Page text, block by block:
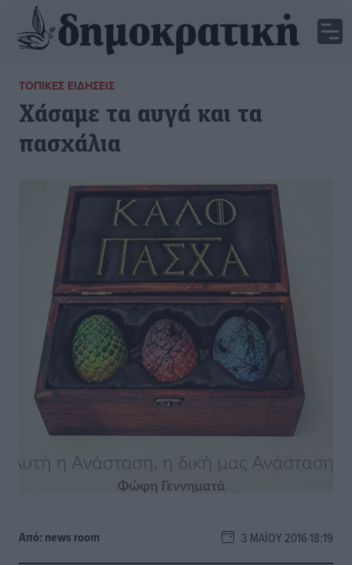
ΤΟΠΙΚΈΣ ΕΙΔΉΣΕΙΣ
Χάσαμε τα αυγά και τα
πασχάλια
Από: news room 3 ΜΑΪ́ΟΥ 2016 18:19